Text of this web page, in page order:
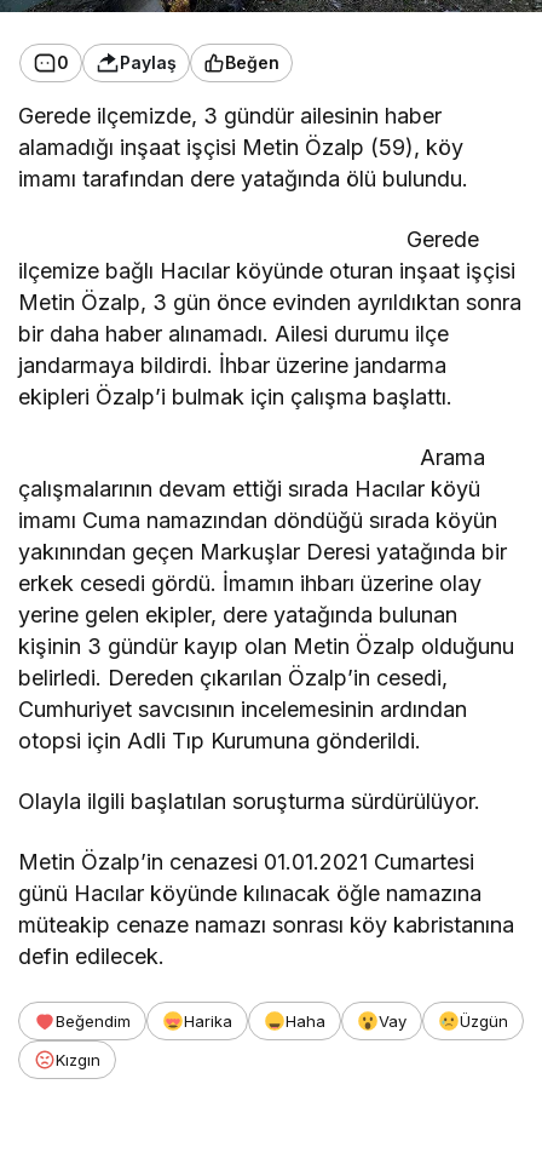
0 Paylaş Beğen
Gerede ilçemizde, 3 gündür ailesinin haber
alamadığı inşaat işçisi Metin Özalp (59), köy
imamı tarafından dere yatağında ölü bulundu.
Gerede
ilçemize bağlı Hacılar köyünde oturan inşaat işçisi
Metin Özalp, 3 gün önce evinden ayrıldıktan sonra
bir daha haber alınamadı. Ailesi durumu ilçe
jandarmaya bildirdi. İhbar üzerine jandarma
ekipleri Özalp’i bulmak için çalışma başlattı.
Arama
çalışmalarının devam ettiği sırada Hacılar köyü
imamı Cuma namazından döndüğü sırada köyün
yakınından geçen Markuşlar Deresi yatağında bir
erkek cesedi gördü. İmamın ihbarı üzerine olay
yerine gelen ekipler, dere yatağında bulunan
kişinin 3 gündür kayıp olan Metin Özalp olduğunu
belirledi. Dereden çıkarılan Özalp’in cesedi,
Cumhuriyet savcısının incelemesinin ardından
otopsi için Adli Tıp Kurumuna gönderildi.
Olayla ilgili başlatılan soruşturma sürdürülüyor.
Metin Özalp’in cenazesi 01.01.2021 Cumartesi
günü Hacılar köyünde kılınacak öğle namazına
müteakip cenaze namazı sonrası köy kabristanına
defin edilecek.
Beğendim Harika Haha Vay
Üzgün
Kızgın